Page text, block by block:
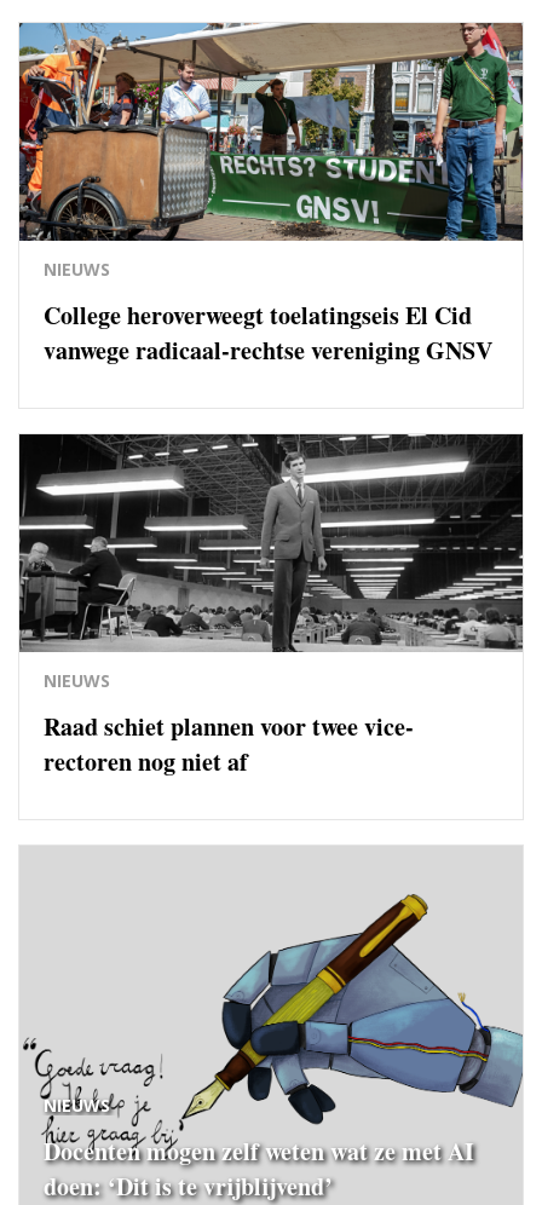
NIEUWS
College heroverweegt toelatingseis El Cid
vanwege radicaal-rechtse vereniging GNSV
NIEUWS
Raad schiet plannen voor twee vice-
rectoren nog niet af
NIEUWS
Docenten mogen zelf weten wat ze met AI
doen: ‘Dit is te vrijblijvend’